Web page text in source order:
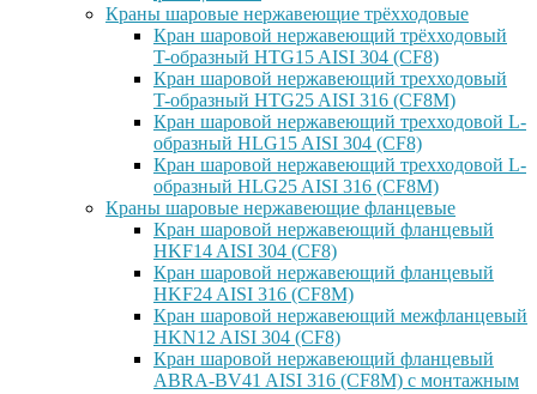
Краны шаровые нержавеющие трёхходовые
Кран шаровой нержавеющий трёхходовый
T-образный HTG15 AISI 304 (CF8)
Кран шаровой нержавеющий трехходовый
T-образный HTG25 AISI 316 (CF8M)
Кран шаровой нержавеющий трехходовой L-
образный HLG15 AISI 304 (CF8)
Кран шаровой нержавеющий трехходовой L-
образный HLG25 AISI 316 (CF8M)
Краны шаровые нержавеющие фланцевые
Кран шаровой нержавеющий фланцевый
HKF14 AISI 304 (CF8)
Кран шаровой нержавеющий фланцевый
HKF24 AISI 316 (CF8M)
Кран шаровой нержавеющий межфланцевый
HKN12 AISI 304 (CF8)
Кран шаровой нержавеющий фланцевый
ABRA-BV41 AISI 316 (CF8M) с монтажным